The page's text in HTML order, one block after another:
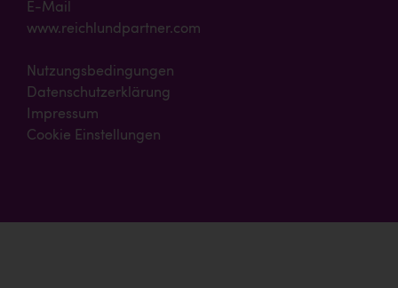
E-Mail
www.reichlundpartner.com
Nutzungsbedingungen
Datenschutzerklärung
Impressum
Cookie Einstellungen